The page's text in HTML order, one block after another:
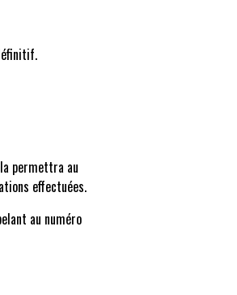
permettra au
effectuées.
au numéro